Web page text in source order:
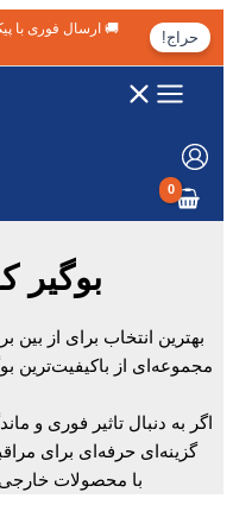
رفتن
🚚 ارسال فوری با
بهترین انتخاب برای از
مجموعه‌ای از باکیفیت‌ترین
اگر به دنبال تاثیر فوری و
گزینه‌ای حرفه‌ای برای
با محصولات خارجی
حراج!